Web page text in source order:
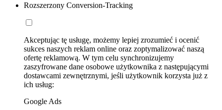
Rozszerzony Conversion-Tracking
Akceptując tę usługę, możemy lepiej zrozumieć i ocenić
sukces naszych reklam online oraz zoptymalizować naszą
ofertę reklamową. W tym celu synchronizujemy
zaszyfrowane dane osobowe użytkownika z następującymi
dostawcami zewnętrznymi, jeśli użytkownik korzysta już z
ich usług:
Google Ads